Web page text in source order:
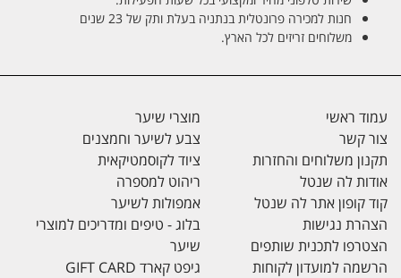
חנות למכירה פרונטלית בנתניה בעלת ותק של 23 שנים
משלוחים זריזים לכל הארץ.
עמוד ראשי
צור קשר
תקנון משלוחים והחזרות
אודות לה שנטל
קוד קופון אתר לה שנטל
הצהרת נגישות
הצטרפו לתכנית שותפים
הרשמה למועדון לקוחות
מוצרי שיער
צבע לשיער וחמצנים
ציוד לקוסמטיקאית
ריהוט למספרה
אמפולות לשיער
בלוג - טיפים ומדריכים למוצרי
שיער
גיפט קארד GIFT CARD